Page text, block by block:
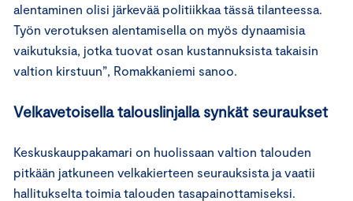
alentaminen olisi järkevää politiikkaa tässä tilanteessa.
Työn verotuksen alentamisella on myös dynaamisia
vaikutuksia, jotka tuovat osan kustannuksista takaisin
valtion kirstuun”, Romakkaniemi sanoo.
Velkavetoisella talouslinjalla synkät seuraukset
Keskuskauppakamari on huolissaan valtion talouden
pitkään jatkuneen velkakierteen seurauksista ja vaatii
hallitukselta toimia talouden tasapainottamiseksi.